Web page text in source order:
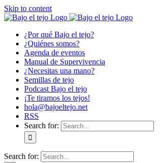
Skip to content
¿Por qué Bajo el tejo?
¿Quiénes somos?
Agenda de eventos
Manual de Supervivencia
¿Necesitas una mano?
Semillas de tejo
Podcast Bajo el tejo
¡Te tiramos los tejos!
hola@bajoeltejo.net
RSS
Search for:
Search for: